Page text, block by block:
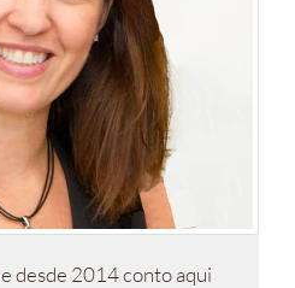
desde 2014 conto aqui